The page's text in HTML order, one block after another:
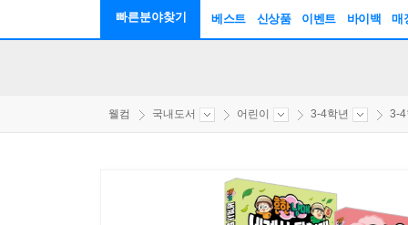
빠른분야찾기 베스트 신상품 이벤트 바이백 매
웰컴 국내도서 어린이 3-4학년 3-4